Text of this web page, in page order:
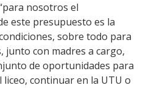
nosotros el
este presupuesto es la
sobre todo para
junto con madres a cargo,
de oportunidades para
continuar en la UTU o